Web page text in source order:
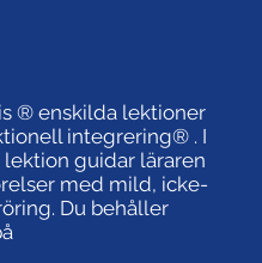
® enskilda lektioner
integrering® . I
guidar läraren
med mild, icke-
Du behåller